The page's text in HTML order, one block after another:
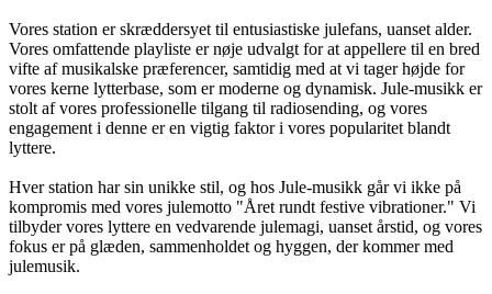
Vores station er skræddersyet til entusiastiske julefans, uanset alder.
Vores omfattende playliste er nøje udvalgt for at appellere til en bred
vifte af musikalske præferencer, samtidig med at vi tager højde for
vores kerne lytterbase, som er moderne og dynamisk. Jule-musikk er
stolt af vores professionelle tilgang til radiosending, og vores
engagement i denne er en vigtig faktor i vores popularitet blandt
lyttere.
Hver station har sin unikke stil, og hos Jule-musikk går vi ikke på
kompromis med vores julemotto "Året rundt festive vibrationer." Vi
tilbyder vores lyttere en vedvarende julemagi, uanset årstid, og vores
fokus er på glæden, sammenholdet og hyggen, der kommer med
julemusik.